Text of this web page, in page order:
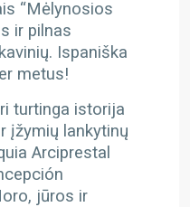
“Mėlynosios
ir pilnas
Ispaniška
metus!
turtinga istorija
įžymių lankytinų
Arciprestal
jūros ir